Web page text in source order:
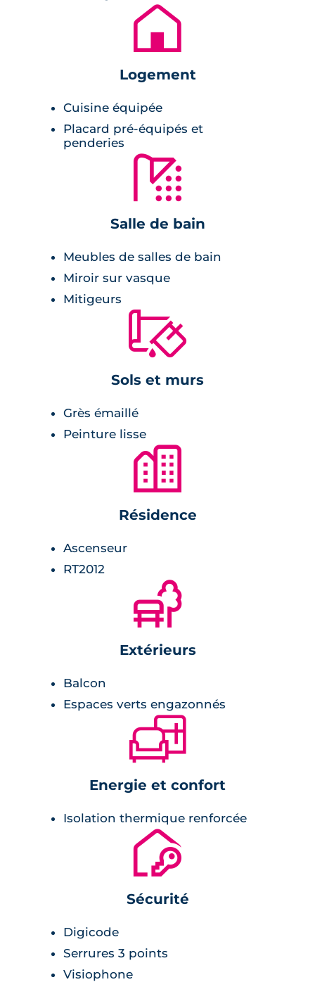
directe en moins d’1 heure. À quelques pas, il
est possible de faire ses courses dans un
supermarché mais aussi de retrouver
quelques restaurants.
Cette adresse réunit ainsi tous les services de
d’une commune calme tout en bénéficiant
d’équipements urbains.
Description de la résidence
programme neuf à Eysines se compose de
174 logements neufs allant du 1 au 5 pièces. La
contemporaine jouant sur l’alternance des
teintes claires et foncées ainsi que sur les
hauteurs, notamment avec la présence de
certaines parties érigées sur pilotis. On y
extérieurs types loggias et balcons. Baignés
de lumières, les appartements bénéficient
d’une double ou d’une triple-orientation pour
certains. Au cœur de la résidence, de
multiples espaces paysagers confèrent une
ambiance intimiste à ce lieu de vie unique.
En intérieur, les cuisines sont fonctionnelles
intégrées, plaques vitrocéramiques (avec 4
feux à partir du T3) et espaces de rangements.
Les séjours, agréables et spacieux bénéficient
d’une optimisation thermique et phonique
🏚
Logement
Cuisine équipée
Placard pré-équipés et
penderies
🚿
Salle de bain
Meubles de salles de bain
Miroir sur vasque
Mitigeurs
🔨
Sols et murs
Grès émaillé
Peinture lisse
🏙
Résidence
Ascenseur
RT2012
🌲
Extérieurs
Balcon
Espaces verts engazonnés
🛋
Energie et confort
Isolation thermique renforcée
🔐
Sécurité
Digicode
Serrures 3 points
Visiophone